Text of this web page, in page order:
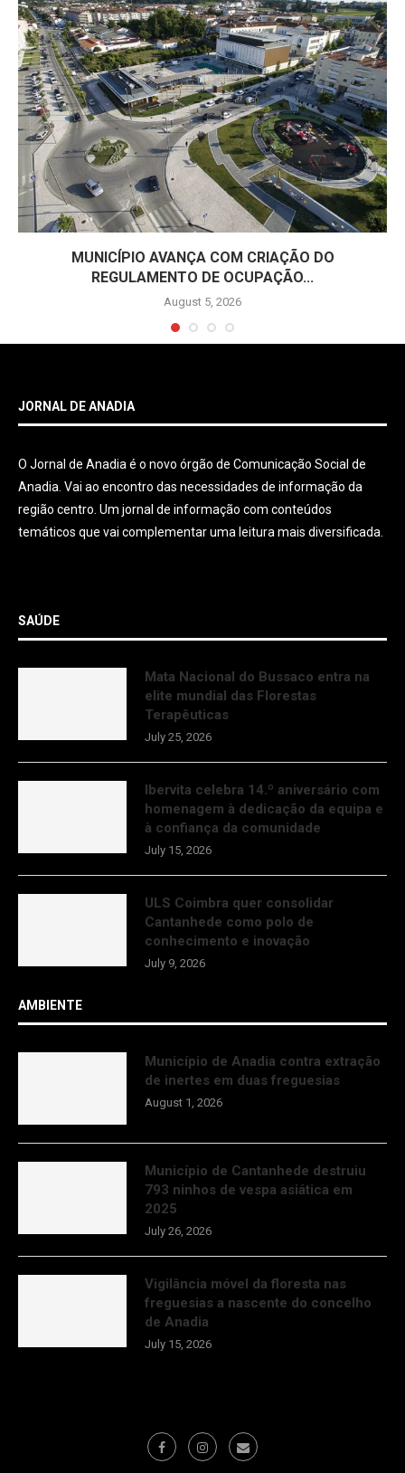
MUNICÍPIO AVANÇA COM CRIAÇÃO DO
REGULAMENTO DE OCUPAÇÃO...
August 5, 2026
JORNAL DE ANADIA
O Jornal de Anadia é o novo órgão de Comunicação Social de
Anadia. Vai ao encontro das necessidades de informação da
região centro. Um jornal de informação com conteúdos
temáticos que vai complementar uma leitura mais diversificada.
SAÚDE
Mata Nacional do Bussaco entra na
elite mundial das Florestas
Terapêuticas
July 25, 2026
Ibervita celebra 14.º aniversário com
homenagem à dedicação da equipa e
à confiança da comunidade
July 15, 2026
ULS Coimbra quer consolidar
Cantanhede como polo de
conhecimento e inovação
July 9, 2026
AMBIENTE
Município de Anadia contra extração
de inertes em duas freguesias
August 1, 2026
Município de Cantanhede destruiu
793 ninhos de vespa asiática em
2025
July 26, 2026
Vigilância móvel da floresta nas
freguesias a nascente do concelho
de Anadia
July 15, 2026